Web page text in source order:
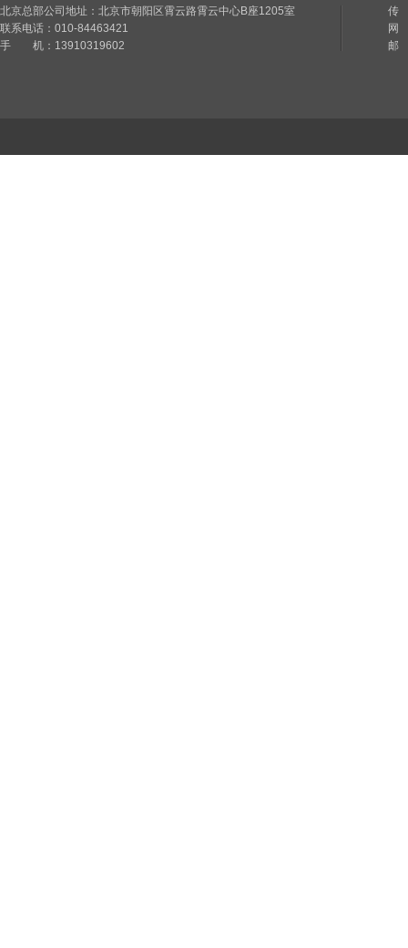
北京总部公司地址：北京市朝阳区霄云路霄云中心B座1205室
联系电话：010-84463421
手 机：13910319602
传
网
邮